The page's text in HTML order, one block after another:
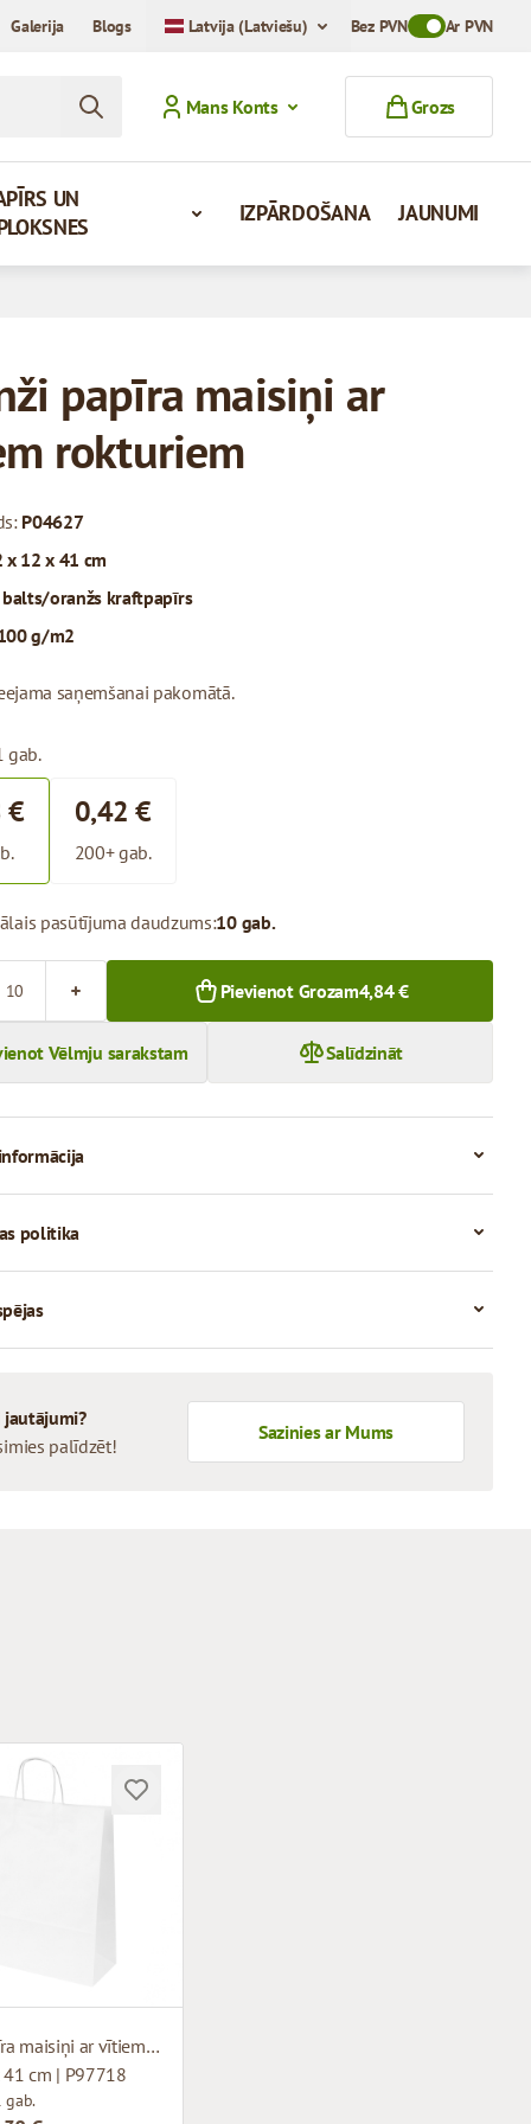
Galerija Blogs Latvija (Latviešu) Bez PVNToggle VAT
Ar PVN
Mans Konts
Grozs
UN
IZPĀRDOŠANA JAUNUMI
papīra maisiņi ar
rokturiem
P04627
x 12 x 41 cm
balts/oranžs kraftpapīrs
g/m2
saņemšanai pakomātā.
gab.
€ 0,42 €
200+ gab.
pasūtījuma daudzums:10 gab.
Pievienot Grozam4,84 €
Vēlmju sarakstam Salīdzināt
politika
palīdzēt!
Sazinies ar Mums
Balti papīra maisiņi ar vītiem rokturiem
cm | P97718
gab.